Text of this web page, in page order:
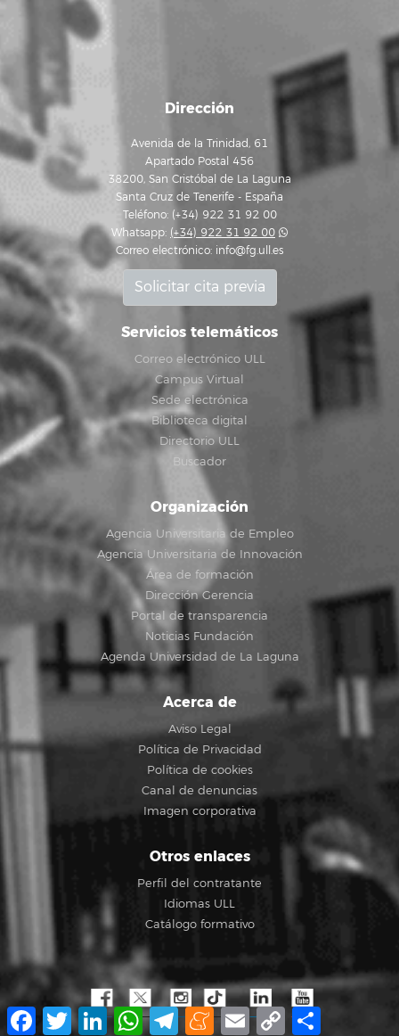
Dirección
Avenida de la Trinidad, 61
Apartado Postal 456
38200, San Cristóbal de La Laguna
Santa Cruz de Tenerife - España
Teléfono: (+34) 922 31 92 00
Whatsapp: (+34) 922 31 92 00
Correo electrónico: info@fg.ull.es
Solicitar cita previa
Servicios telemáticos
Correo electrónico ULL
Campus Virtual
Sede electrónica
Biblioteca digital
Directorio ULL
Buscador
Organización
Agencia Universitaria de Empleo
Agencia Universitaria de Innovación
Área de formación
Dirección Gerencia
Portal de transparencia
Noticias Fundación
Agenda Universidad de La Laguna
Acerca de
Aviso Legal
Política de Privacidad
Política de cookies
Canal de denuncias
Imagen corporativa
Otros enlaces
Perfil del contratante
Idiomas ULL
Catálogo formativo
Facebook
TwitterLinkedInWhatsApp
TelegramMeneame
Email Copy
Link